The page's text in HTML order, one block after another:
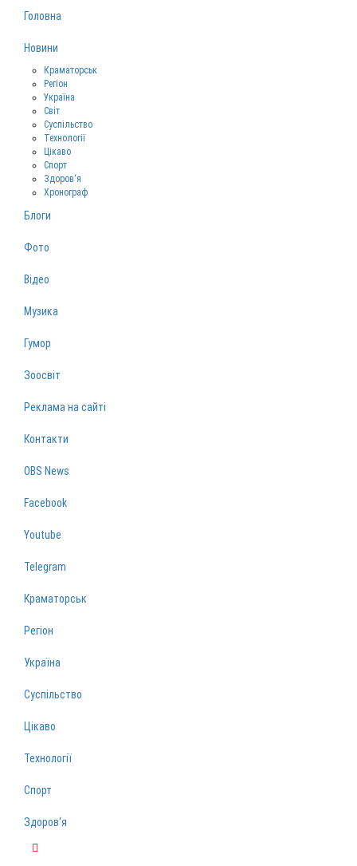
Головна
Новини
Краматорськ
Регіон
Україна
Світ
Суспільство
Технології
Цікаво
Спорт
Здоров‘я
Хронограф
Блоги
Фото
Відео
Музика
Гумор
Зоосвіт
Реклама на сайті
Контакти
OBS News
Facebook
Youtube
Telegram
Краматорськ
Регіон
Україна
Суспільство
Цікаво
Технології
Спорт
Здоров‘я